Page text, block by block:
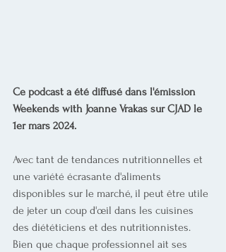
Ce podcast a été diffusé dans l'émission
Weekends with Joanne Vrakas sur CJAD le
1er mars 2024.
Avec tant de tendances nutritionnelles et
une variété écrasante d'aliments
disponibles sur le marché, il peut être utile
de jeter un coup d'œil dans les cuisines
des diététiciens et des nutritionnistes.
Bien que chaque professionnel ait ses